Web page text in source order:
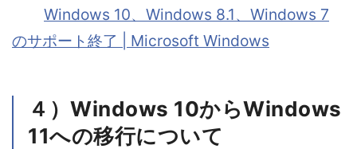
Windows 10、Windows 8.1、Windows 7
のサポート終了 | Microsoft Windows
４）Windows 10からWindows
11への移行について